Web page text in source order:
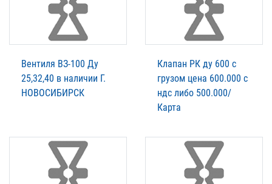
Вентиля ВЗ-100 Ду
25,32,40 в наличии Г.
НОВОСИБИРСК
Клапан РК ду 600 с
грузом цена 600.000 с
ндс либо 500.000/
Карта